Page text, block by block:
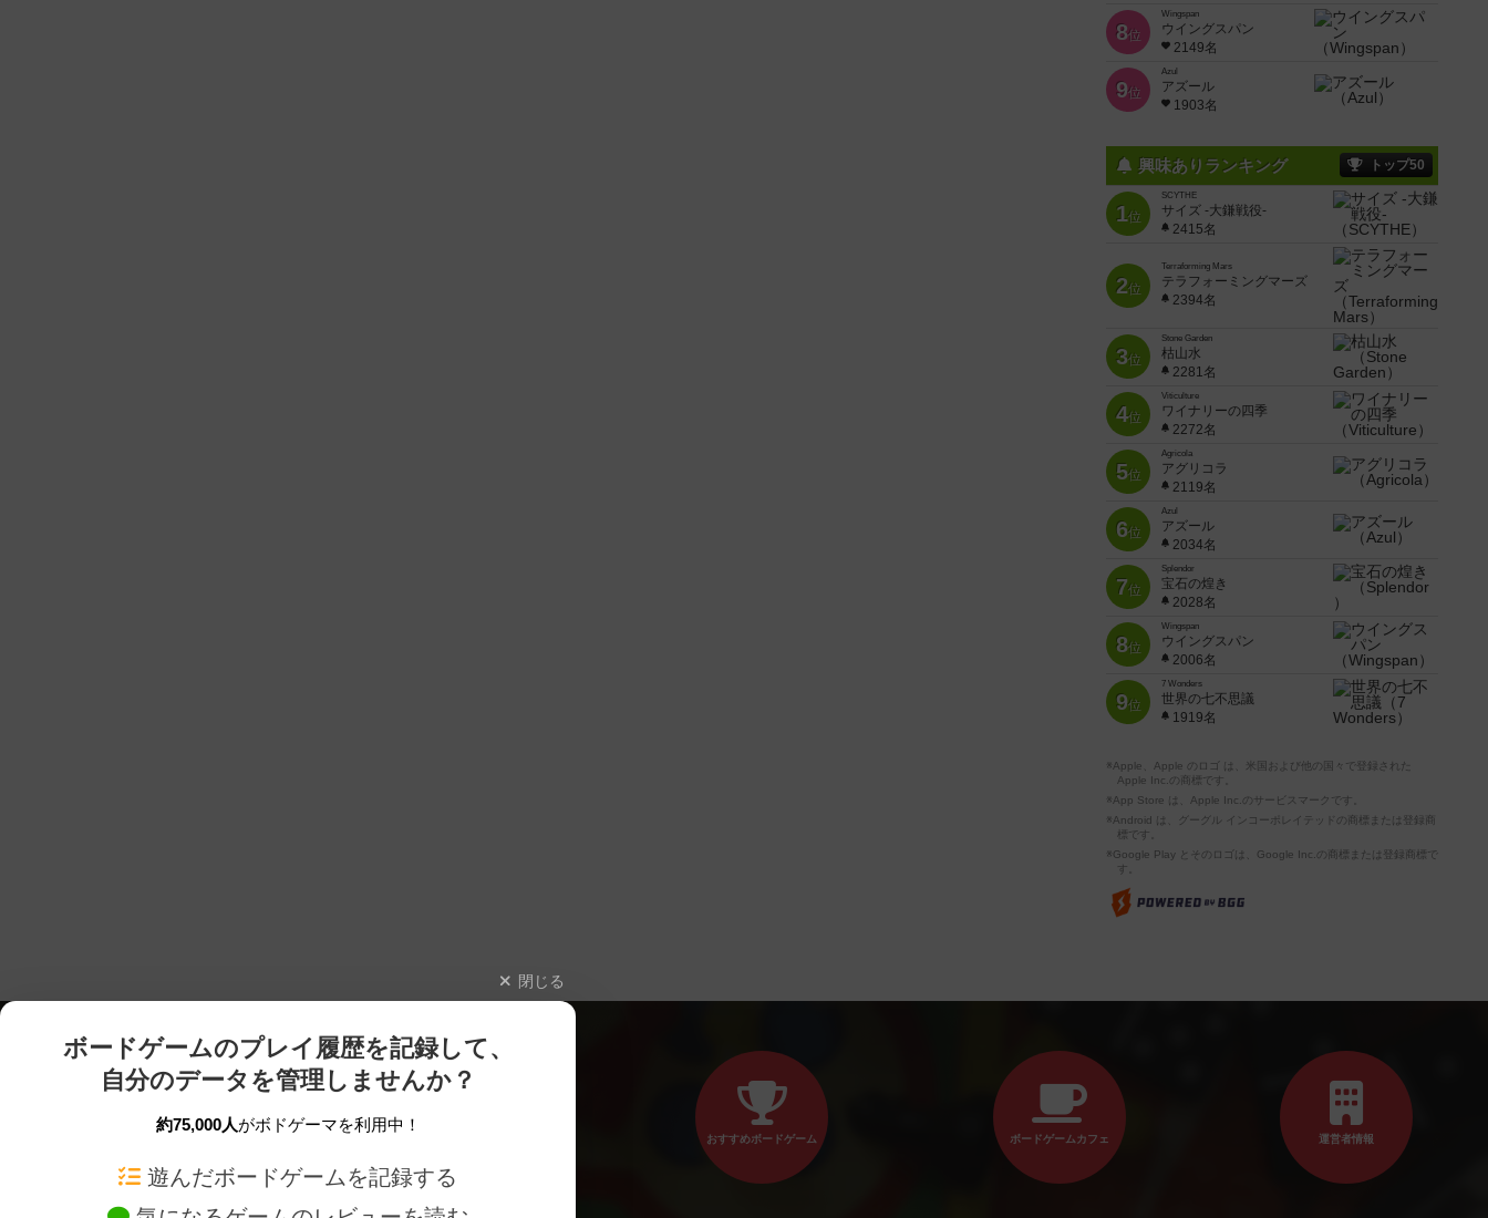
8位
Wingspan
ウイングスパン
2149名
9位
Azul
アズール
1903名
興味ありランキング トップ50
1位
SCYTHE
サイズ -大鎌戦役-
2415名
2位
Terraforming Mars
テラフォーミングマーズ
2394名
3位
Stone Garden
枯山水
2281名
4位
Viticulture
ワイナリーの四季
2272名
5位
Agricola
アグリコラ
2119名
6位
Azul
アズール
2034名
7位
Splendor
宝石の煌き
2028名
8位
Wingspan
ウイングスパン
2006名
9位
7 Wonders
世界の七不思議
1919名
※Apple、Apple のロゴ は、米国および他の国々で登録された
Apple Inc.の商標です。
※App Store は、Apple Inc.のサービスマークです。
※Android は、グーグル インコーポレイテッドの商標または登録商
標です。
※Google Play とそのロゴは、Google Inc.の商標または登録商標で
す。
閉じる
ボードゲームのプレイ履歴を記録して、
自分のデータを管理しませんか？
約75,000人がボドゲーマを利用中！
遊んだボードゲームを記録する
おすすめボードゲーム ボードゲームカフェ 運営者情報